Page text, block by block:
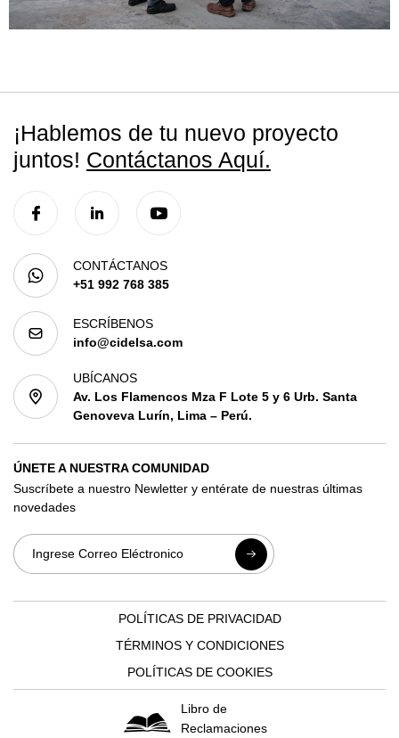
¡Hablemos de tu nuevo proyecto
juntos! Contáctanos Aquí.
CONTÁCTANOS
+51 992 768 385
ESCRÍBENOS
info@cidelsa.com
UBÍCANOS
Av. Los Flamencos Mza F Lote 5 y 6 Urb. Santa
Genoveva Lurín, Lima – Perú.
ÚNETE A NUESTRA COMUNIDAD
Suscríbete a nuestro Newletter y entérate de nuestras últimas
novedades
POLÍTICAS DE PRIVACIDAD
TÉRMINOS Y CONDICIONES
POLÍTICAS DE COOKIES
Libro de
Reclamaciones